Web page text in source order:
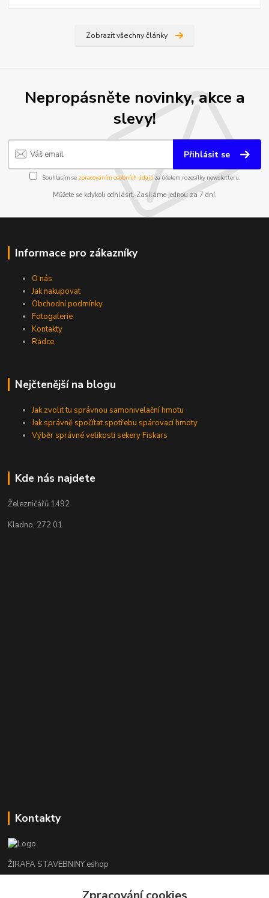
Zobrazit všechny články
Nepropásněte novinky, akce a
slevy!
Přihlásit se
Souhlasím se zpracováním osobních údajůza účelem rozesílky newsletteru.
Můžete se kdykoli odhlásit. Zasíláme jednou za 7 dní.
Informace pro zákazníky
O nás
Jak nakupovat
Obchodní podmínky
Fotogalerie
Kontakty
Rádce
Nejčtenější na blogu
Jak zvolit tu správnou samonivelační hmotu
Jak správně spočítat spotřebu spárovací hmoty
Výběr správné velikosti sekery Fiskars
Kde nás najdete
Železničářů 1492
Kladno, 272 01
Kontakty
ŽIRAFA STAVEBNINY eshop
+420 312 685 342